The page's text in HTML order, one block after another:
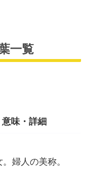
一覧
意味・詳細
。婦人の美称。